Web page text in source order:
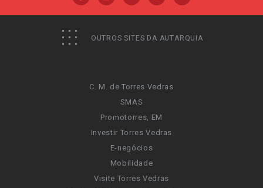
OUTROS SITES DA AUTARQUIA
C. M. de Torres Vedras
SMAS
Promotorres, EM
Investir Torres Vedras
E-negócios
Mobilidade
Visite Torres Vedras